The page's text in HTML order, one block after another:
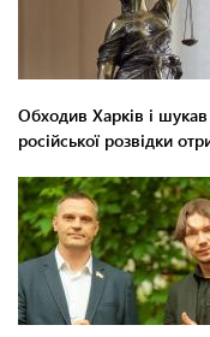
Обходив Харків і шукав
російської розвідки